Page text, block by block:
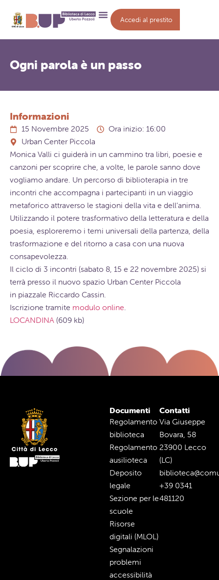
Accedi al prestito
Ogni parola è un passo
Informazioni
15 Novembre 2025
Ora inizio: 16:00
Urban Center Piccola
Monica Valli ci guiderà in un cammino tra libri, poesie e
canzoni per scoprire che, a volte, le parole sanno dove
vogliamo andare. Un percorso di biblioterapia in tre
incontri che accompagna i partecipanti in un viaggio
metaforico attraverso le stagioni della vita e dell’anima.
Utilizzando il potere trasformativo della letteratura e della
poesia, esploreremo i temi universali della partenza, della
trasformazione e del ritorno a casa con una nuova
consapevolezza.
Il ciclo di 3 incontri (sabato 8, 15 e 22 novembre 2025) si
terrà presso il nuovo spazio Urban Center Piccola
in piazzale Riccardo Cassin.
Iscrizione tramite modulo online.
LOCANDINA (609 kb)
Documenti
Regolamento
biblioteca
Regolamento
ausilioteca
Deposito
legale
Sezione per le
scuole
Risorse
digitali (MLOL)
Segnalazioni
problemi
accessibilità
Contatti
Via Giuseppe
Bovara, 58
23900 Lecco
(LC)
+39 0341
481120